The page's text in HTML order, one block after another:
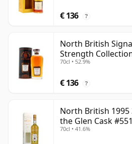
€ 136 ?
North British
Strength
oud
70cl • 52.9%
€ 136 ?
North British 1995
the Glen Cask
70cl • 41.6%